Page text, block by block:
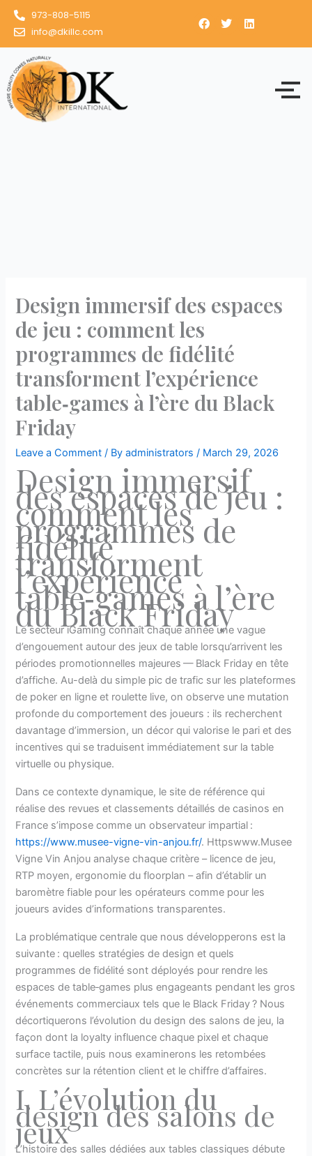
Skip
973-808-5115
info@dkillc.com
Design immersif des espaces
de jeu : comment les
programmes de fidélité
transforment l’expérience
table‑games à l’ère du Black
Friday
Leave a Comment / Byadministrators/ March 29, 2026
Design immersif
des espaces de jeu :
comment les
programmes de
fidélité
transforment
l’expérience
table‑games à l’ère
du Black Friday
Le secteur iGaming connaît chaque année une vague
d’engouement autour des jeux de table lorsqu’arrivent les
périodes promotionnelles majeures — Black Friday en tête
d’affiche. Au-delà du simple pic de trafic sur les plateformes
de poker en ligne et roulette live, on observe une mutation
profonde du comportement des joueurs : ils recherchent
davantage d’immersion, un décor qui valorise le pari et des
incentives qui se traduisent immédiatement sur la table
virtuelle ou physique.
Dans ce contexte dynamique, le site de référence qui
réalise des revues et classements détaillés de casinos en
France s’impose comme un observateur impartial :
https://www.musee-vigne-vin-anjou.fr/. Httpswww.Musee
Vigne Vin Anjou analyse chaque critère – licence de jeu,
RTP moyen, ergonomie du floorplan – afin d’établir un
baromètre fiable pour les opérateurs comme pour les
joueurs avides d’informations transparentes.
La problématique centrale que nous développerons est la
suivante : quelles stratégies de design et quels
programmes de fidélité sont déployés pour rendre les
espaces de table‑games plus engageants pendant les gros
événements commerciaux tels que le Black Friday ? Nous
décortiquerons l’évolution du design des salons de jeu, la
façon dont la loyalty influence chaque pixel et chaque
surface tactile, puis nous examinerons les retombées
concrètes sur la rétention client et le chiffre d’affaires.
I. L’évolution du
design des salons de
jeux
L’histoire des salles dédiées aux tables classiques débute